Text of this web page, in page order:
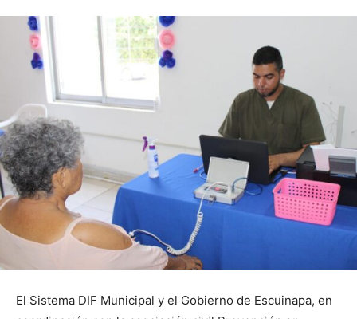
El Sistema DIF Municipal y el Gobierno de Escuinapa, en